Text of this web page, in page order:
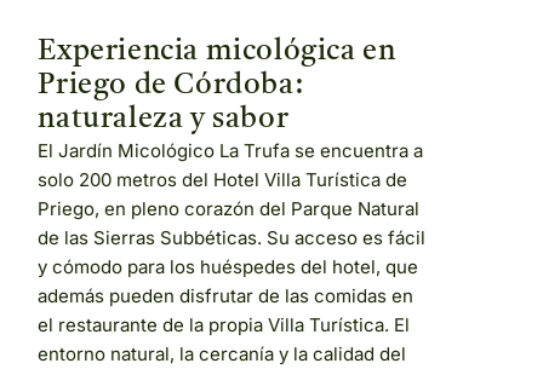
Experiencia micológica en
Priego de Córdoba:
naturaleza y sabor
El Jardín Micológico La Trufa se encuentra a
solo 200 metros del Hotel Villa Turística de
Priego, en pleno corazón del Parque Natural
de las Sierras Subbéticas. Su acceso es fácil
y cómodo para los huéspedes del hotel, que
además pueden disfrutar de las comidas en
el restaurante de la propia Villa Turística. El
entorno natural, la cercanía y la calidad del